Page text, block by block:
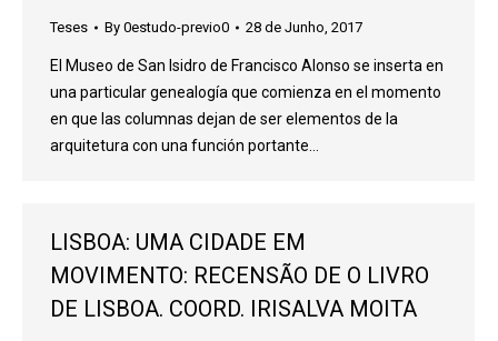
Teses By 0estudo-previo0 28 de Junho, 2017
El Museo de San Isidro de Francisco Alonso se inserta en
una particular genealogía que comienza en el momento
en que las columnas dejan de ser elementos de la
arquitetura con una función portante…
LISBOA: UMA CIDADE EM
MOVIMENTO: RECENSÃO DE O LIVRO
DE LISBOA. COORD. IRISALVA MOITA